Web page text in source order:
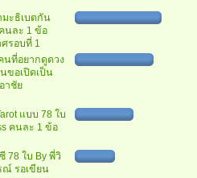
มะธิเบตกัน
นละ 1 ข้อ
รอบที่ 1
นที่อยากดูดวง
นขอเปิดเป็น
าชัย
แบบ 78 ใบ
คนละ 1 ข้อ
78 ใบ By พี่วิ
ณ์ รอเขียน